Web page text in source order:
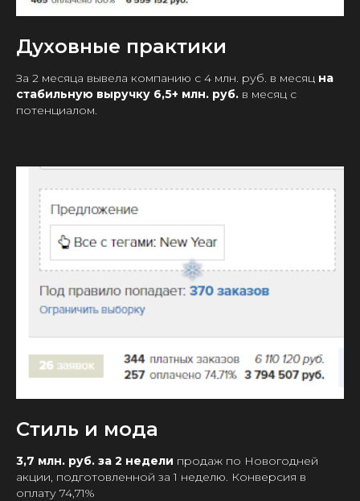
Духовные практики
За 2 месяца вывела компанию с 4 млн. руб. в месяц на
стабильную выручку 6,5+ млн. руб. в месяц с
потенциалом.
Стиль и мода
3,7 млн. руб. за 2 недели продаж по Новогодней
акции, подготовленной за 1 неделю. Конверсия в
оплату 74,71%